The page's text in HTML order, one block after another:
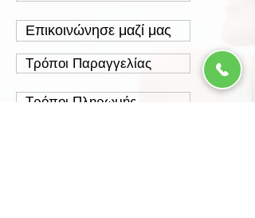
Επικοινώνησε μαζί μας
Τρόποι Παραγγελίας
Τρόποι Πληρωμής